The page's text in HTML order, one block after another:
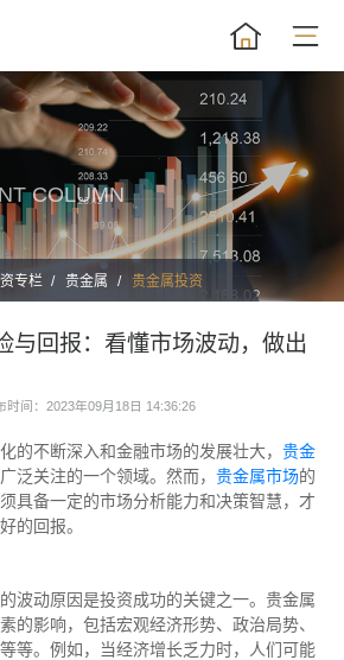
COLUMN
专栏 贵金属 贵金属投资
与回报：看懂市场波动，做出
时间：2023年09月18日 14:36:26
的不断深入和金融市场的发展壮大， 贵金
泛关注的一个领域。然而， 贵金属市场的
具备一定的市场分析能力和决策智慧，才
的回报。
波动原因是投资成功的关键之一。贵金属
的影响，包括宏观经济形势、政治局势、
等。例如，当经济增长乏力时，人们可能